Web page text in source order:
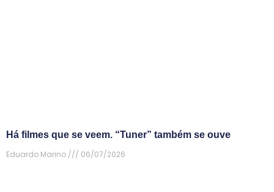
Há filmes que se veem. “Tuner” também se ouve
Eduardo Marino
06/07/2026